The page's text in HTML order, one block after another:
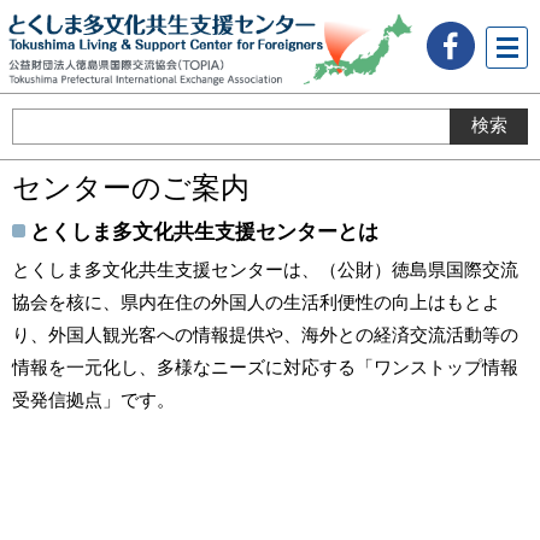
ュー
センターのご案内
とくしま多文化共生支援センターとは
とくしま多文化共生支援センターは、（公財）徳島県国際交流
協会を核に、県内在住の外国人の生活利便性の向上はもとよ
り、外国人観光客への情報提供や、海外との経済交流活動等の
情報を一元化し、多様なニーズに対応する「ワンストップ情報
受発信拠点」です。